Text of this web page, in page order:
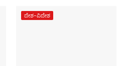
ದೇಶ-ವಿದೇಶ